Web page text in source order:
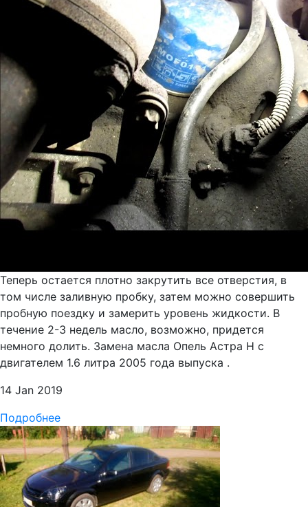
Теперь остается плотно закрутить все отверстия, в
том числе заливную пробку, затем можно совершить
пробную поездку и замерить уровень жидкости. В
течение 2-3 недель масло, возможно, придется
немного долить. Замена масла Опель Астра Н с
двигателем 1.6 литра 2005 года выпуска .
14 Jan 2019
Подробнее